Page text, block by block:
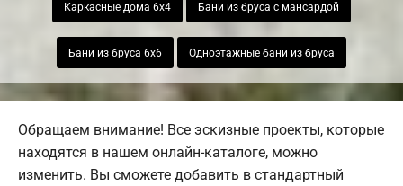
Каркасные дома 6х4 Бани из бруса с мансардой
Бани из бруса 6х6 Одноэтажные бани из бруса
Обращаем внимание! Все эскизные проекты, которые
находятся в нашем онлайн-каталоге, можно
изменить. Вы сможете добавить в стандартный